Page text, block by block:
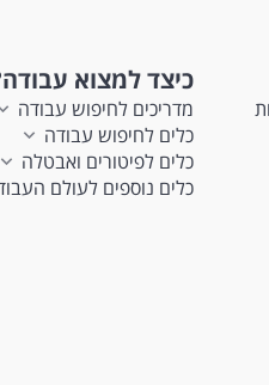
כיצד למצוא
מדריכים לחיפוש עבודה
כלים לחיפוש עבודה
כלים לפיטורים ואבטלה
כלים נוספים לעולם